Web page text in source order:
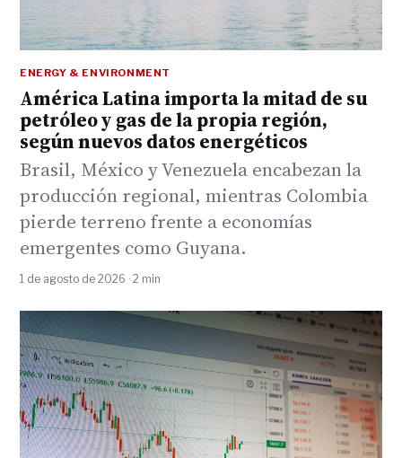
ENERGY & ENVIRONMENT
América Latina importa la mitad de su
petróleo y gas de la propia región,
según nuevos datos energéticos
Brasil, México y Venezuela encabezan la
producción regional, mientras Colombia
pierde terreno frente a economías
emergentes como Guyana.
1 de agosto de 2026 · 2 min